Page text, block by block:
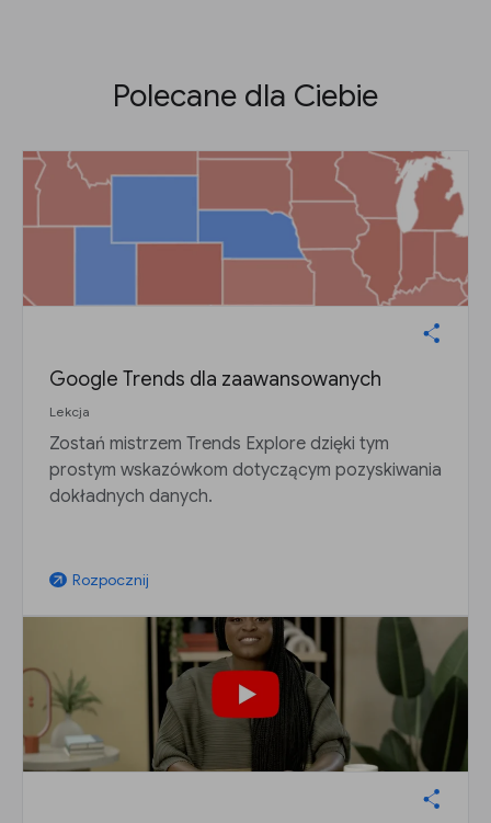
Polecane dla Ciebie
Google Trends dla zaawansowanych
Lekcja
Zostań mistrzem Trends Explore dzięki tym
prostym wskazówkom dotyczącym pozyskiwania
dokładnych danych.
arrow_outward Rozpocznij